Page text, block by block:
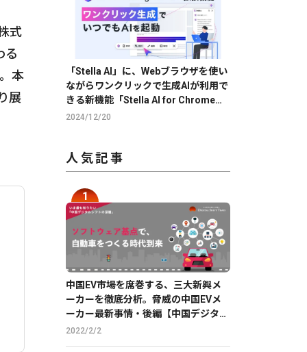
式
る
本
展
「Stella AI」に、Webブラウザを使い
ながらワンクリックで生成AIが利用で
きる新機能「Stella AI for Chrome」
のβ版を提供
2024/12/20
人気記事
中国EV市場を席巻する、三大新興メ
ーカーを徹底分析。脅威の中国EVメ
ーカー最新事情・後編【中国デジタル
企業最前線】
2022/2/2